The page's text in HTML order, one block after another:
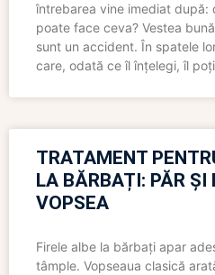
întrebarea vine imediat după:
poate face ceva? Vestea
sunt un accident. În spatele
care, odată ce îl înțelegi, îl
TRATAMENT
LA BĂRBAȚI: PĂR ȘI
VOPSEA
Firele albe la bărbați apar
tâmple. Vopseaua clasică